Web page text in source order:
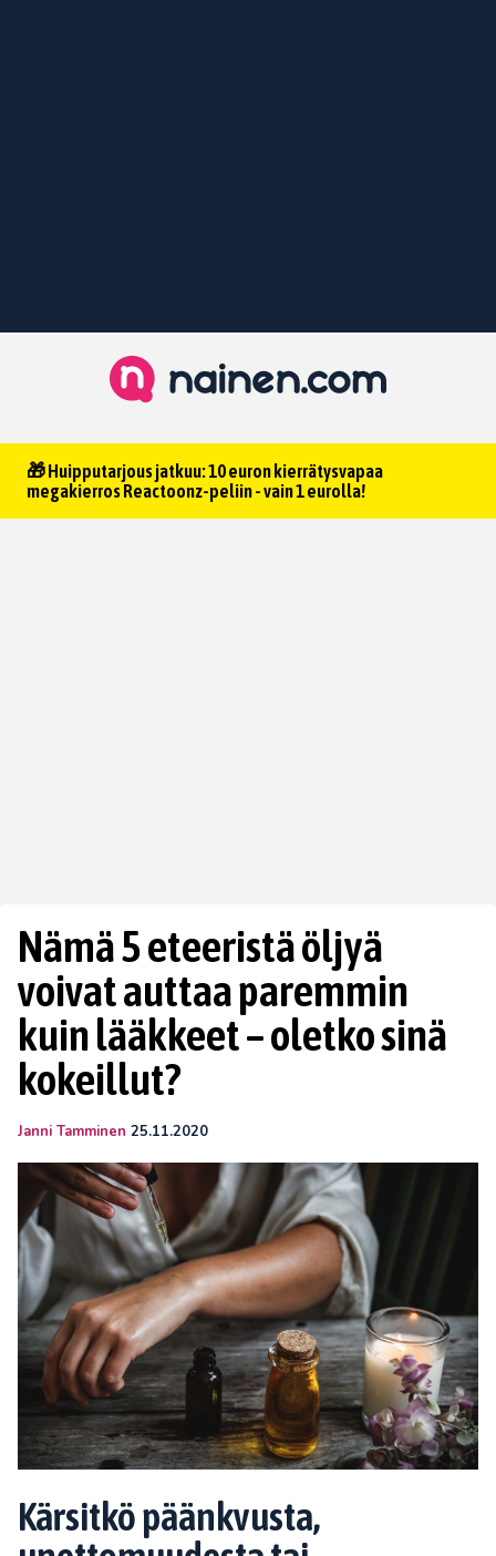
🎁 Huipputarjous jatkuu: 10 euron kierrätysvapaa
megakierros Reactoonz-peliin - vain 1 eurolla!
Nämä 5 eteeristä öljyä
voivat auttaa paremmin
kuin lääkkeet – oletko sinä
kokeillut?
Janni Tamminen 25.11.2020
Kärsitkö päänkvusta,